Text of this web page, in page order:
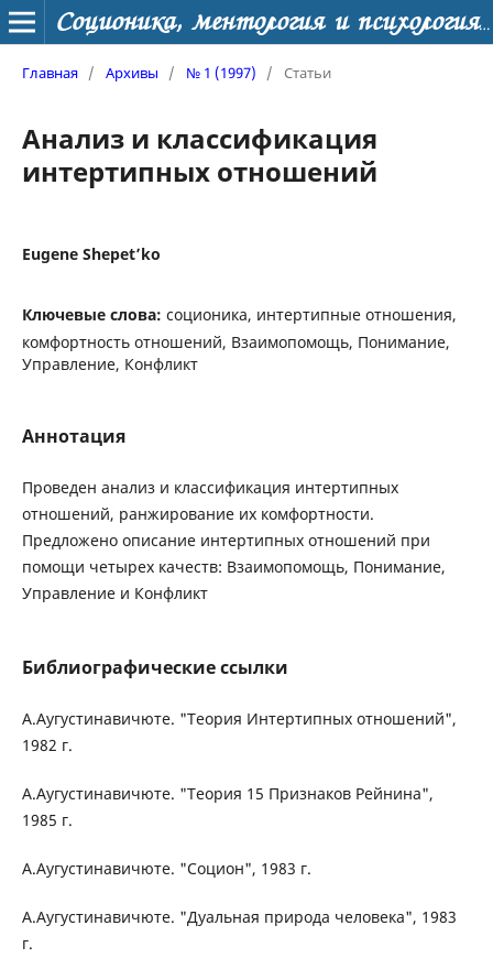
Соционика, ментология и психология личности
Главная / Архивы / № 1 (1997) / Статьи
Анализ и классификация
интертипных отношений
Eugene Shepet’ko
Ключевые слова: соционика, интертипные отношения,
комфортность отношений, Взаимопомощь, Понимание,
Управление, Конфликт
Аннотация
Проведен анализ и классификация интертипных
отношений, ранжирование их комфортности.
Предложено описание интертипных отношений при
помощи четырех качеств: Взаимопомощь, Понимание,
Управление и Конфликт
Библиографические ссылки
А.Аугустинавичюте. "Теория Интертипных отношений",
1982 г.
А.Аугустинавичюте. "Теория 15 Признаков Рейнина",
1985 г.
А.Аугустинавичюте. "Социон", 1983 г.
А.Аугустинавичюте. "Дуальная природа человека", 1983
г.